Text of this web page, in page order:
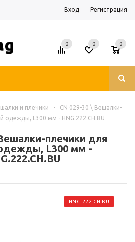
Вход Регистрация
0 0
0
и плечики -
CN 029-30 \ Вешалки-
одежды, L300 мм - HNG.222.CH.BU
плечики для
L300 мм -
HNG.222.CH.BU